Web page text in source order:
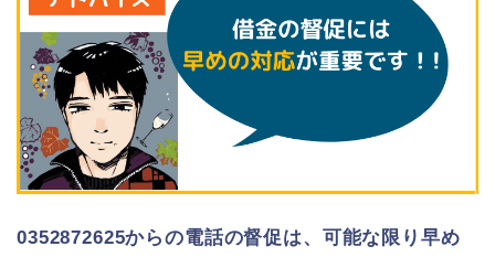
0352872625からの電話の督促は、可能な限り早め